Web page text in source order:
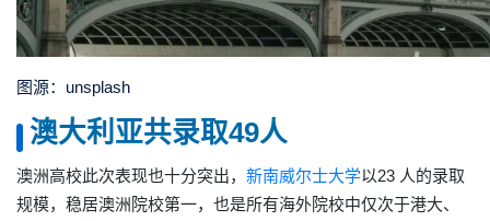
图源：unsplash
澳大利亚共录取49人
澳洲高校此次表现也十分突出， 新南威尔士大学以23 人的录取
规模，稳居澳洲院校第一，也是所有海外院校中仅次于港大、